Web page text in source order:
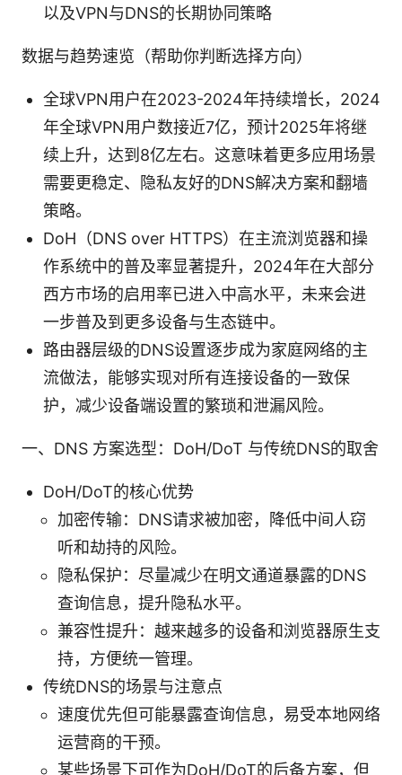
以及VPN与DNS的长期协同策略
数据与趋势速览（帮助你判断选择方向）
全球VPN用户在2023-2024年持续增长，2024
年全球VPN用户数接近7亿，预计2025年将继
续上升，达到8亿左右。这意味着更多应用场景
需要更稳定、隐私友好的DNS解决方案和翻墙
策略。
DoH（DNS over HTTPS）在主流浏览器和操
作系统中的普及率显著提升，2024年在大部分
西方市场的启用率已进入中高水平，未来会进
一步普及到更多设备与生态链中。
路由器层级的DNS设置逐步成为家庭网络的主
流做法，能够实现对所有连接设备的一致保
护，减少设备端设置的繁琐和泄漏风险。
一、DNS 方案选型：DoH/DoT 与传统DNS的取舍
DoH/DoT的核心优势
加密传输：DNS请求被加密，降低中间人窃
听和劫持的风险。
隐私保护：尽量减少在明文通道暴露的DNS
查询信息，提升隐私水平。
兼容性提升：越来越多的设备和浏览器原生支
持，方便统一管理。
传统DNS的场景与注意点
速度优先但可能暴露查询信息，易受本地网络
运营商的干预。
某些场景下可作为DoH/DoT的后备方案，但